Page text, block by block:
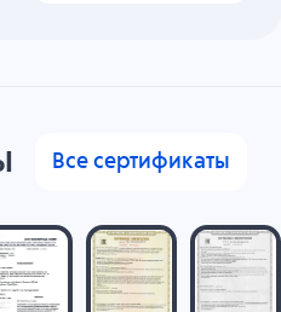
Все сертификаты